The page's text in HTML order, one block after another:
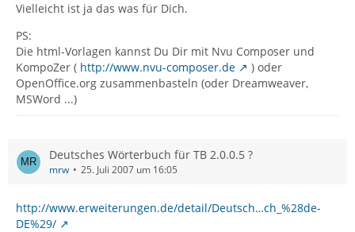
Vielleicht ist ja das was für Dich.
PS:
Die html-Vorlagen kannst Du Dir mit Nvu Composer und
KompoZer ( http://www.nvu-composer.de
) oder
OpenOffice.org zusammenbasteln (oder Dreamweaver,
MSWord ...)
Deutsches Wörterbuch für TB 2.0.0.5 ?
mrw 25. Juli 2007 um 16:05
http://www.erweiterungen.de/detail/Deutsch…ch_%28de-
DE%29/